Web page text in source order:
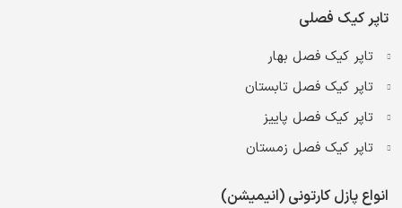
تاپر کیک فصلی
تاپر کیک فصل بهار
تاپر کیک فصل تابستان
تاپر کیک فصل پاییز
تاپر کیک فصل زمستان
انواع پازل کارتونی (انیمیشن)